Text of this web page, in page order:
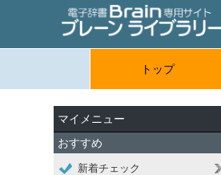
トップ
マイメニュー
おすすめ
新着チェック